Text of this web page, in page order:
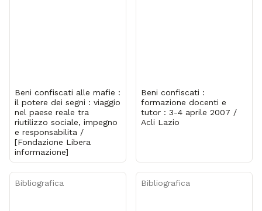
Beni confiscati alle mafie :
il potere dei segni : viaggio
nel paese reale tra
riutilizzo sociale, impegno
e responsabilita /
[Fondazione Libera
informazione]
Beni confiscati :
formazione docenti e
tutor : 3-4 aprile 2007 /
Acli Lazio
Bibliografica Bibliografica